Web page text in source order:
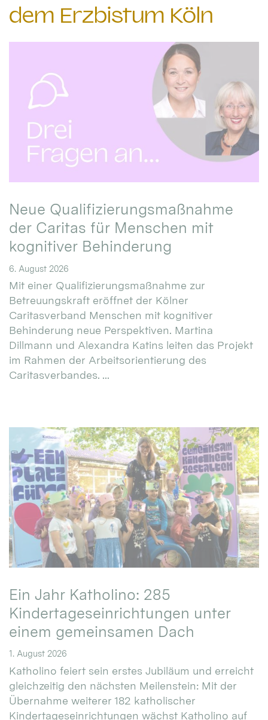
dem Erzbistum Köln
Neue Qualifizierungsmaßnahme
der Caritas für Menschen mit
kognitiver Behinderung
6. August 2026
Mit einer Qualifizierungsmaßnahme zur
Betreuungskraft eröffnet der Kölner
Caritasverband Menschen mit kognitiver
Behinderung neue Perspektiven. Martina
Dillmann und Alexandra Katins leiten das Projekt
im Rahmen der Arbeitsorientierung des
Caritasverbandes. ...
Ein Jahr Katholino: 285
Kindertageseinrichtungen unter
einem gemeinsamen Dach
1. August 2026
Katholino feiert sein erstes Jubiläum und erreicht
gleichzeitig den nächsten Meilenstein: Mit der
Übernahme weiterer 182 katholischer
Kindertageseinrichtungen wächst Katholino auf